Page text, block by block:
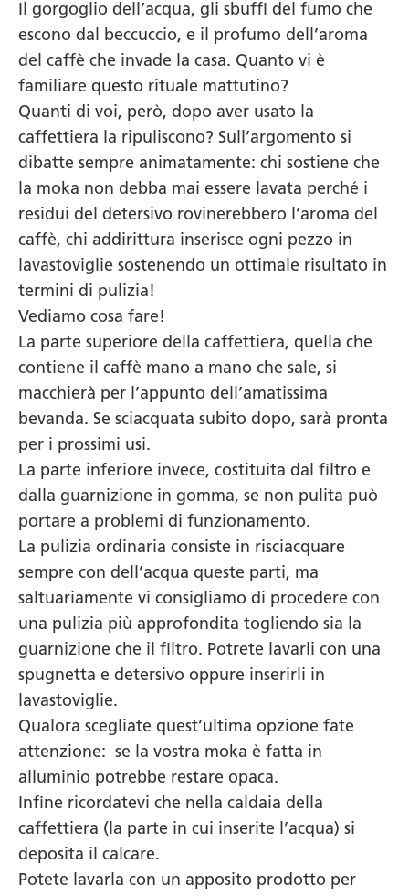
Il gorgoglio dell’acqua, gli sbuffi del fumo che
escono dal beccuccio, e il profumo dell’aroma
del caffè che invade la casa. Quanto vi è
familiare questo rituale mattutino?
Quanti di voi, però, dopo aver usato la
caffettiera la ripuliscono? Sull’argomento si
dibatte sempre animatamente: chi sostiene che
la moka non debba mai essere lavata perché i
residui del detersivo rovinerebbero l’aroma del
caffè, chi addirittura inserisce ogni pezzo in
lavastoviglie sostenendo un ottimale risultato in
termini di pulizia!
Vediamo cosa fare!
La parte superiore della caffettiera, quella che
contiene il caffè mano a mano che sale, si
macchierà per l’appunto dell’amatissima
bevanda. Se sciacquata subito dopo, sarà pronta
per i prossimi usi.
La parte inferiore invece, costituita dal filtro e
dalla guarnizione in gomma, se non pulita può
portare a problemi di funzionamento.
La pulizia ordinaria consiste in risciacquare
sempre con dell’acqua queste parti, ma
saltuariamente vi consigliamo di procedere con
una pulizia più approfondita togliendo sia la
guarnizione che il filtro. Potrete lavarli con una
spugnetta e detersivo oppure inserirli in
lavastoviglie.
Qualora scegliate quest’ultima opzione fate
attenzione: se la vostra moka è fatta in
alluminio potrebbe restare opaca.
Infine ricordatevi che nella caldaia della
caffettiera (la parte in cui inserite l’acqua) si
deposita il calcare.
Potete lavarla con un apposito prodotto per